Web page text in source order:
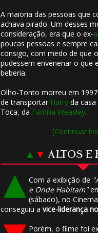
A maioria das pessoas que
achava pirado. Um desses
consideração, era que o ex-
poucas pessoas e sempre
consigo, com medo de que
pudessem envenenar o que
beberia.
Olho-Tonto morreu em
de transportar Harryda casa
Toca, da Família Weasley.
[Continuar
▲ ▼ ALTOS E
Com a exibição de
e Onde Habitam"
(sábado), no
conseguiu a vice-liderança
Porém, o filme foi
🎈
⚡